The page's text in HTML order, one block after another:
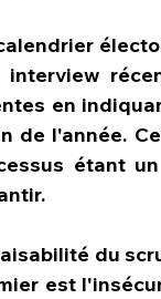
interview
en
de l'année.
étant
du
est